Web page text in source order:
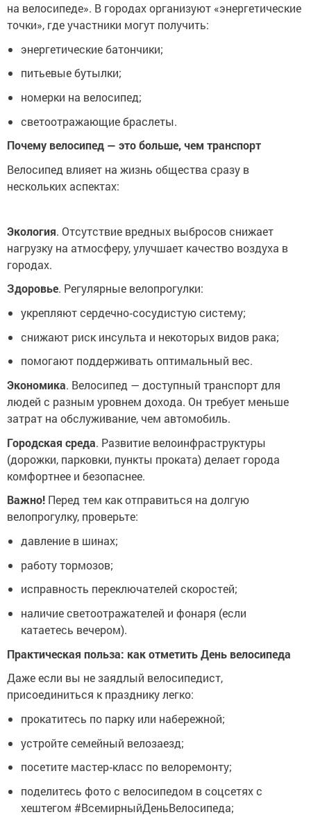
на велосипеде». В городах организуют «энергетические
точки», где участники могут получить:
энергетические батончики;
питьевые бутылки;
номерки на велосипед;
светоотражающие браслеты.
Почему велосипед — это больше, чем транспорт
Велосипед влияет на жизнь общества сразу в
нескольких аспектах:
Экология. Отсутствие вредных выбросов снижает
нагрузку на атмосферу, улучшает качество воздуха в
городах.
Здоровье. Регулярные велопрогулки:
укрепляют сердечно‑сосудистую систему;
снижают риск инсульта и некоторых видов рака;
помогают поддерживать оптимальный вес.
Экономика. Велосипед — доступный транспорт для
людей с разным уровнем дохода. Он требует меньше
затрат на обслуживание, чем автомобиль.
Городская среда. Развитие велоинфраструктуры
(дорожки, парковки, пункты проката) делает города
комфортнее и безопаснее.
Важно! Перед тем как отправиться на долгую
велопрогулку, проверьте:
давление в шинах;
работу тормозов;
исправность переключателей скоростей;
наличие светоотражателей и фонаря (если
катаетесь вечером).
Практическая польза: как отметить День велосипеда
Даже если вы не заядлый велосипедист,
присоединиться к празднику легко:
прокатитесь по парку или набережной;
устройте семейный велозаезд;
посетите мастер‑класс по велоремонту;
поделитесь фото с велосипедом в соцсетях с
хештегом #ВсемирныйДеньВелосипеда;